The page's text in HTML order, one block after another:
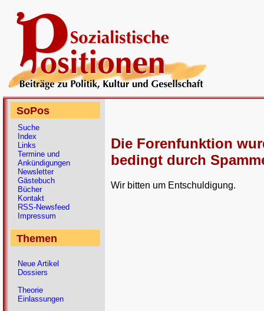
Die Forenfunktion
bedingt durch
Wir bitten um Entschuldigung.
SoPos
Suche
Index
Links
Termine und
Ankündigungen
Newsletter
Gästebuch
Bücher
Kontakt
RSS-Newsfeed
Impressum
Themen
Neue Artikel
Dossiers
Theorie
Einlassungen